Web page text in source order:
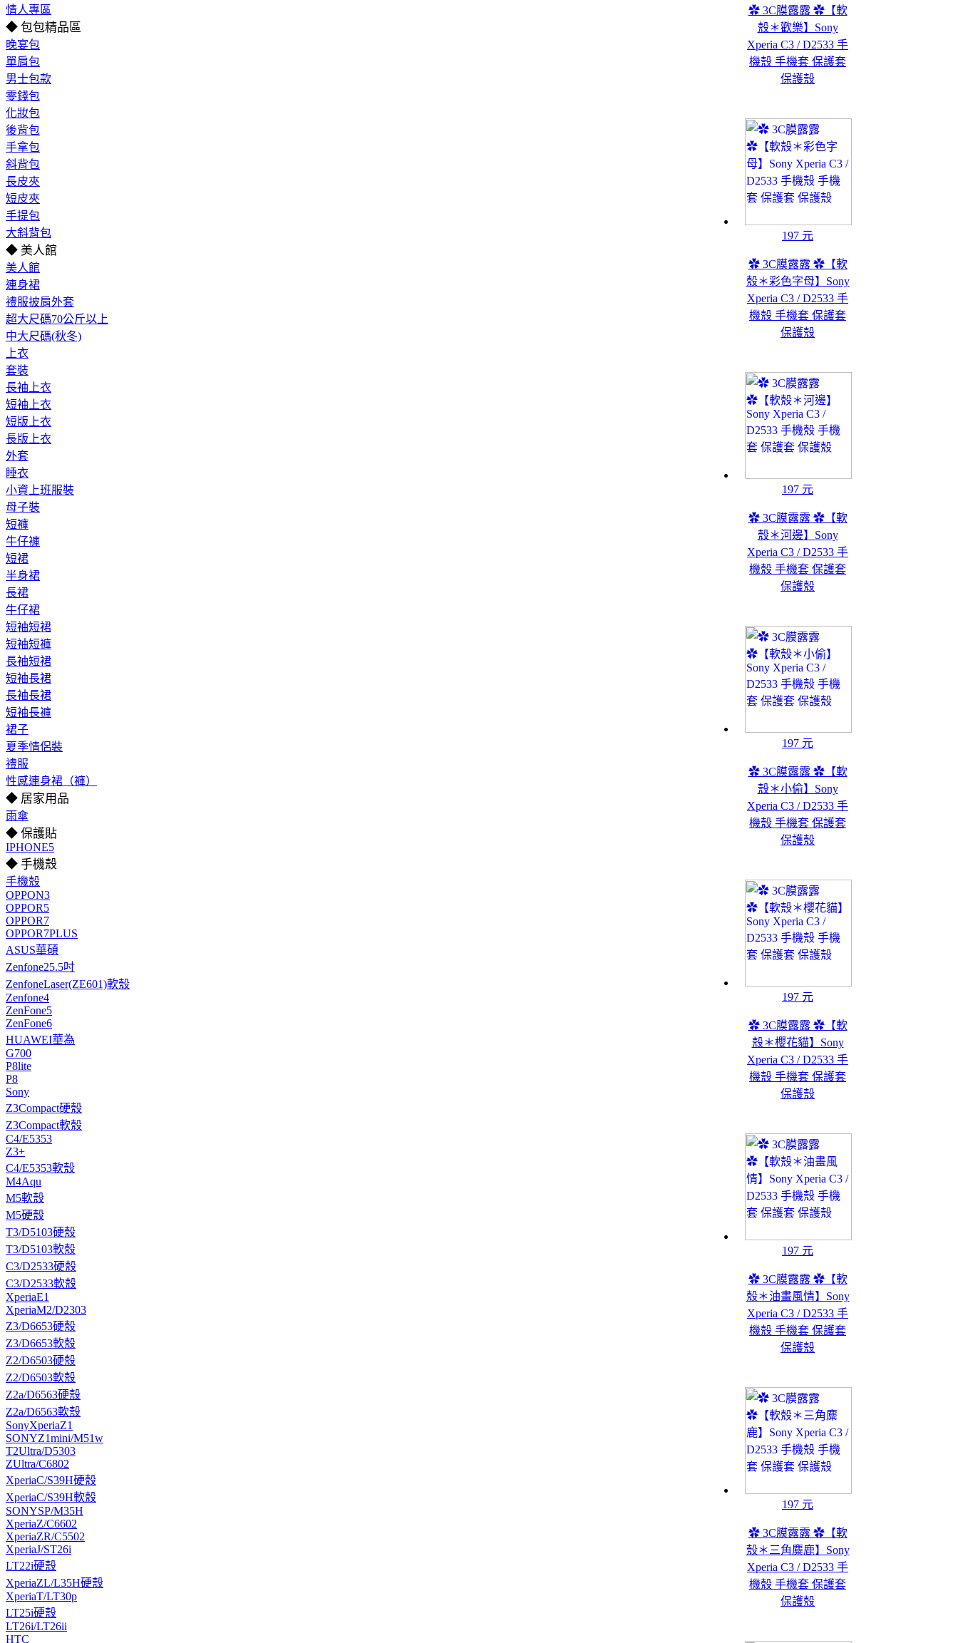
情人專區
◆ 包包精品區
晚宴包
單肩包
男士包款
零錢包
化妝包
後背包
手拿包
斜背包
長皮夾
短皮夾
手提包
大斜背包
◆ 美人館
美人館
連身裙
禮服披肩外套
超大尺碼70公斤以上
中大尺碼(秋冬)
上衣
套裝
長袖上衣
短袖上衣
短版上衣
長版上衣
外套
睡衣
小資上班服裝
母子裝
短褲
牛仔褲
短裙
半身裙
長裙
牛仔裙
短袖短裙
短袖短褲
長袖短裙
短袖長裙
長袖長裙
短袖長褲
裙子
夏季情侶裝
禮服
性感連身裙（褲）
◆ 居家用品
雨傘
◆ 保護貼
IPHONE5
◆ 手機殼
手機殼
OPPON3
OPPOR5
OPPOR7
OPPOR7PLUS
ASUS華碩
Zenfone25.5吋
ZenfoneLaser(ZE601)軟殼
Zenfone4
ZenFone5
ZenFone6
HUAWEI華為
G700
P8lite
P8
Sony
Z3Compact硬殼
Z3Compact軟殼
C4/E5353
Z3+
C4/E5353軟殼
M4Aqu
M5軟殼
M5硬殼
T3/D5103硬殼
T3/D5103軟殼
C3/D2533硬殼
C3/D2533軟殼
XperiaE1
XperiaM2/D2303
Z3/D6653硬殼
Z3/D6653軟殼
Z2/D6503硬殼
Z2/D6503軟殼
Z2a/D6563硬殼
Z2a/D6563軟殼
SonyXperiaZ1
SONYZ1mini/M51w
T2Ultra/D5303
ZUltra/C6802
XperiaC/S39H硬殼
XperiaC/S39H軟殼
SONYSP/M35H
XperiaZ/C6602
XperiaZR/C5502
XperiaJ/ST26i
LT22i硬殼
XperiaZL/L35H硬殼
XperiaT/LT30p
LT25i硬殼
LT26i/LT26ii
HTC
✿ 3C膜露露 ✿【軟
殼＊歡樂】Sony
Xperia C3 / D2533 手
機殼 手機套 保護套
保護殼
197 元
✿ 3C膜露露 ✿【軟
殼＊彩色字母】Sony
Xperia C3 / D2533 手
機殼 手機套 保護套
保護殼
197 元
✿ 3C膜露露 ✿【軟
殼＊河邊】Sony
Xperia C3 / D2533 手
機殼 手機套 保護套
保護殼
197 元
✿ 3C膜露露 ✿【軟
殼＊小偷】Sony
Xperia C3 / D2533 手
機殼 手機套 保護套
保護殼
197 元
✿ 3C膜露露 ✿【軟
殼＊櫻花貓】Sony
Xperia C3 / D2533 手
機殼 手機套 保護套
保護殼
197 元
✿ 3C膜露露 ✿【軟
殼＊油畫風情】Sony
Xperia C3 / D2533 手
機殼 手機套 保護套
保護殼
197 元
✿ 3C膜露露 ✿【軟
殼＊三角麋鹿】Sony
Xperia C3 / D2533 手
機殼 手機套 保護套
保護殼